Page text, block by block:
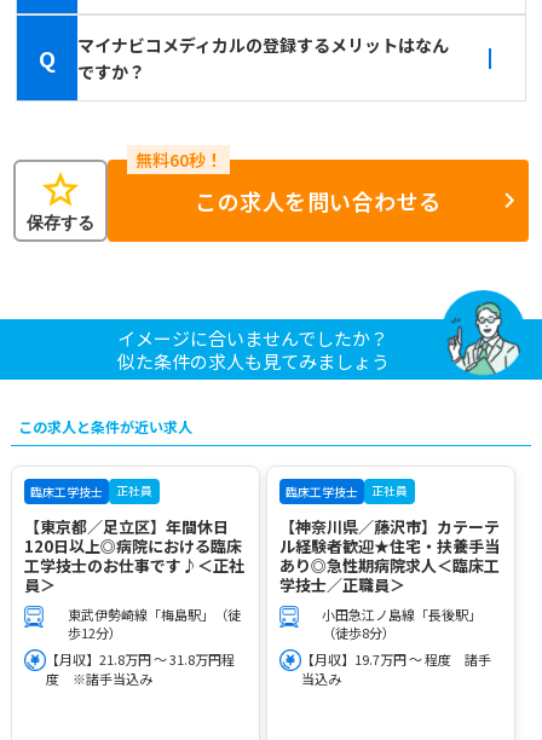
Q
マイナビコメディカルの登録するメリットはなん
ですか？
star
保存する
この求人を問い合わせる
イメージに合いませんでしたか？
似た条件の求人も見てみましょう
この求人と条件が近い求人
臨床工学技士 正社員
【東京都／足立区】年間休日
120日以上◎病院における臨床
工学技士のお仕事です♪＜正社
員＞
東武伊勢崎線「梅島駅」（徒
歩12分）
【月収】21.8万円 ～ 31.8万円程
度 ※諸手当込み
臨床工学技士 正社員
【神奈川県／藤沢市】カテーテ
ル経験者歓迎★住宅・扶養手当
あり◎急性期病院求人＜臨床工
学技士／正職員＞
小田急江ノ島線「長後駅」
（徒歩8分）
【月収】19.7万円 ～ 程度 諸手
当込み